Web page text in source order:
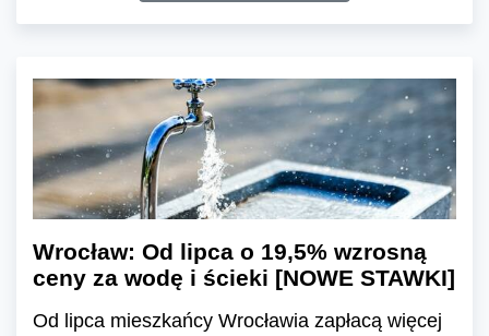
Wrocław: Od lipca o 19,5% wzrosną
ceny za wodę i ścieki [NOWE STAWKI]
Od lipca mieszkańcy Wrocławia zapłacą więcej